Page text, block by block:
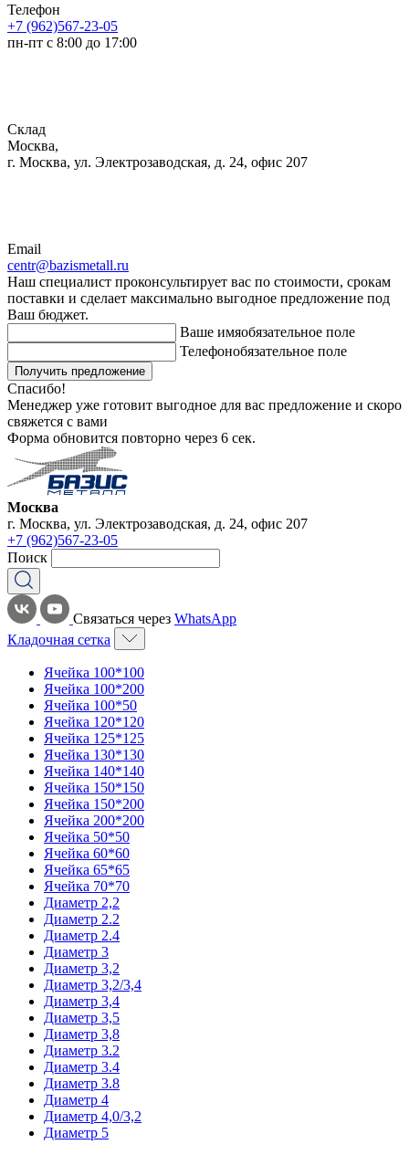
Телефон
+7 (962)567-23-05
пн-пт с 8:00 до 17:00
Склад
Москва,
г. Москва, ул. Электрозаводская, д. 24, офис 207
Email
centr@bazismetall.ru
Наш специалист проконсультирует вас по стоимости, срокам
поставки и сделает максимально выгодное предложение под
Ваш бюджет.
Ваше имяобязательное поле
Телефонобязательное поле
Получить предложение
Спасибо!
Менеджер уже готовит выгодное для вас предложение и скоро
свяжется с вами
Форма обновится повторно через 6 сек.
Москва
г. Москва, ул. Электрозаводская, д. 24, офис 207
+7 (962)567-23-05
Поиск
Связаться через WhatsApp
Кладочная сетка
Ячейка 100*100
Ячейка 100*200
Ячейка 100*50
Ячейка 120*120
Ячейка 125*125
Ячейка 130*130
Ячейка 140*140
Ячейка 150*150
Ячейка 150*200
Ячейка 200*200
Ячейка 50*50
Ячейка 60*60
Ячейка 65*65
Ячейка 70*70
Диаметр 2,2
Диаметр 2.2
Диаметр 2.4
Диаметр 3
Диаметр 3,2
Диаметр 3,2/3,4
Диаметр 3,4
Диаметр 3,5
Диаметр 3,8
Диаметр 3.2
Диаметр 3.4
Диаметр 3.8
Диаметр 4
Диаметр 4,0/3,2
Диаметр 5